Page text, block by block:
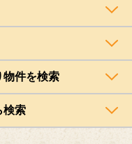
物件を検索
検索